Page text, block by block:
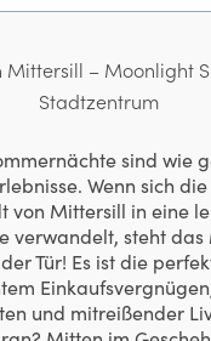
Mittersill – Moonlight
Stadtzentrum
sind wie
Wenn sich
von Mittersill in eine
verwandelt, steht das
Tür! Es ist die
und mitreißender